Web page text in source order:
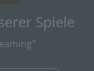
Spiele